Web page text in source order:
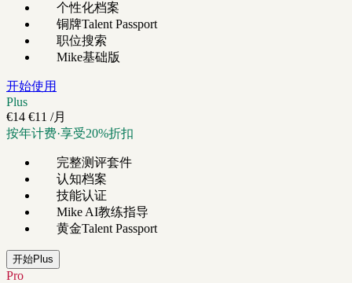
个性化档案
铜牌Talent Passport
职位搜索
Mike基础版
开始使用
Plus
€14 €11 /月
按年计费·享受20%折扣
完整测评套件
认知档案
技能认证
Mike AI教练指导
黄金Talent Passport
开始Plus
Pro